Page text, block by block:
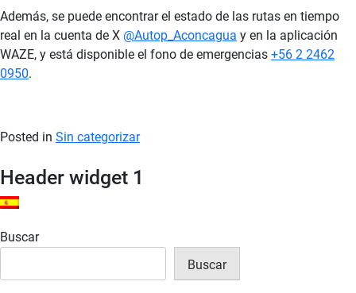
Además, se puede encontrar el estado de las rutas en tiempo
real en la cuenta de X @Autop_Aconcagua y en la aplicación
WAZE, y está disponible el fono de emergencias +56 2 2462
0950.
Posted in Sin categorizar
Header widget 1
Buscar
Buscar